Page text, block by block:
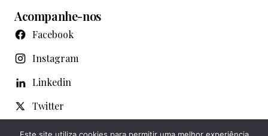
Acompanhe-nos
Facebook
Instagram
Linkedin
Twitter
WhatsApp